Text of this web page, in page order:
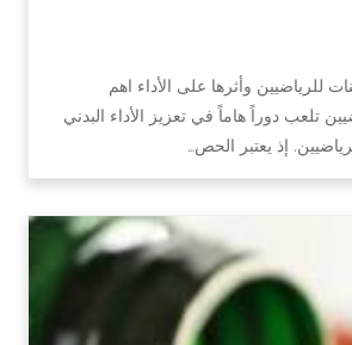
للرياضيين وأثرها على الأداء اهم
تلعب دوراً هاماً في تعزيز الأداء البدني
إذ يعتبر الحص…